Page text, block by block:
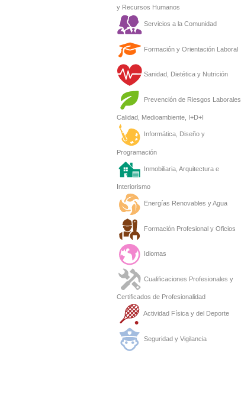
y Recursos Humanos
Servicios a la Comunidad
Formación y Orientación Laboral
Sanidad, Dietética y Nutrición
Prevención de Riesgos Laborales,
Calidad, Medioambiente, I+D+I
Informática, Diseño y
Programación
Inmobiliaria, Arquitectura e
Interiorismo
Energías Renovables y Agua
Formación Profesional y Oficios
Idiomas
Cualificaciones Profesionales y
Certificados de Profesionalidad
Actividad Física y del Deporte
Seguridad y Vigilancia